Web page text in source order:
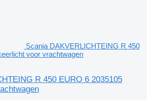
Scania DAKVERLICHTEING R 450
voor vrachtwagen
R 450 EURO 6 2035105